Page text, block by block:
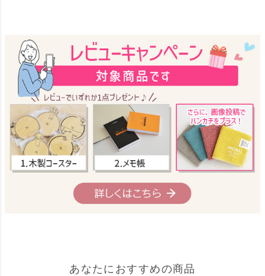
あなたにおすすめの商品